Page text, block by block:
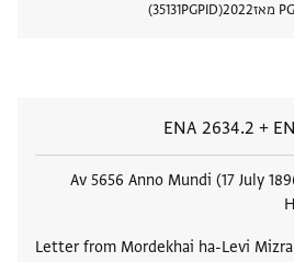
2022
PGPID
35131
+
ENA 2634.2
Letter from Mordekhai ha-Levi